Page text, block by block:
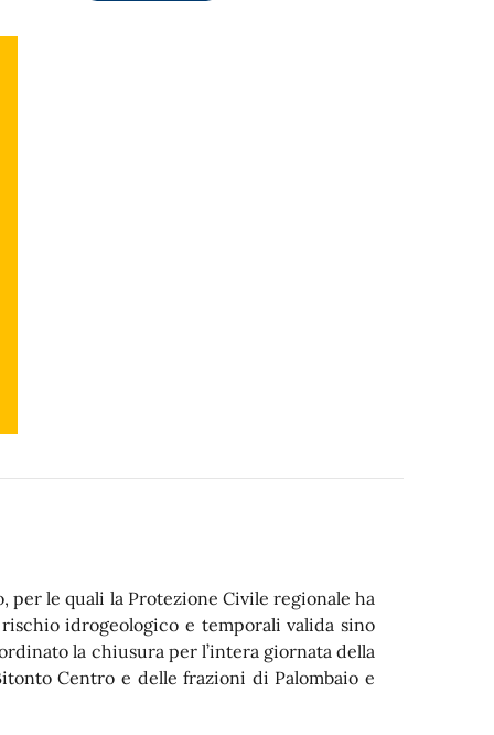
per le quali la Protezione Civile regionale ha
idrogeologico e temporali valida sino
la chiusura per l’intera giornata della
Centro e delle frazioni di Palombaio e